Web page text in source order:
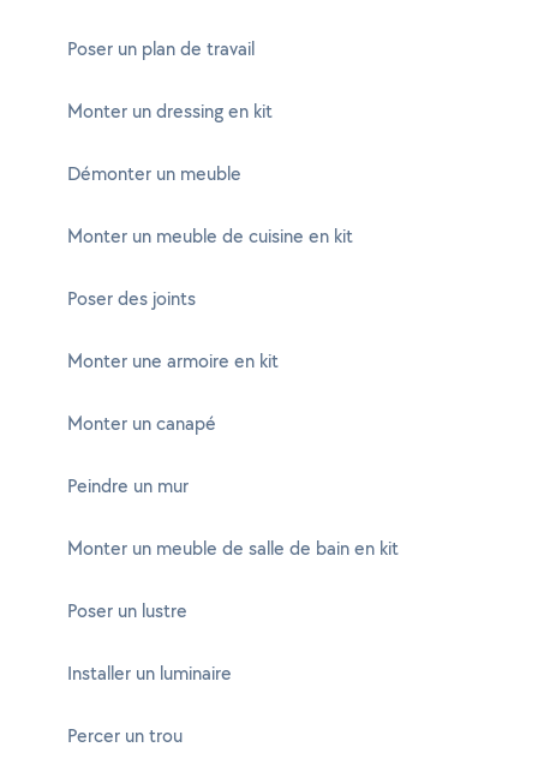
Poser un plan de travail
Monter un dressing en kit
Démonter un meuble
Monter un meuble de cuisine en kit
Poser des joints
Monter une armoire en kit
Monter un canapé
Peindre un mur
Monter un meuble de salle de bain en kit
Poser un lustre
Installer un luminaire
Percer un trou